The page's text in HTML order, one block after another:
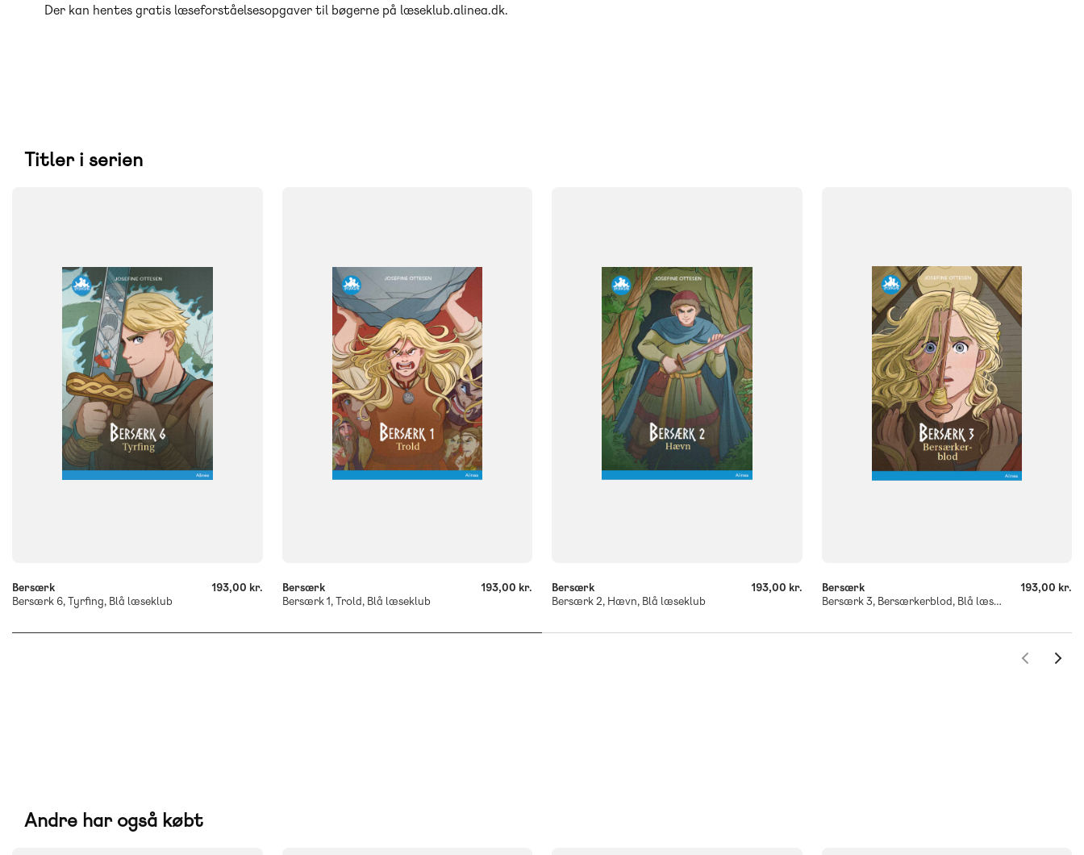
Der kan hentes gratis læseforståelsesopgaver til bøgerne på læseklub.alinea.dk.
Titler i serien
3. klasse 4. klasse 5. klasse 6. klasse
Flergangsbog
9788723548825
Bersærk
Bersærk 6, Tyrfing, Blå læseklub
193,00 kr.
3. klasse 4. klasse 5. klasse 6. klasse
FORMAT
Flergangsbog
9788723548771
Bersærk
Bersærk 1, Trold, Blå læseklub
193,00 kr.
3. klasse 4. klasse 5. klasse 6. klasse
FORMAT
Flergangsbog
9788723548788
Bersærk
Bersærk 2, Hævn, Blå læseklub
193,00 kr.
3. klasse 4. klasse 5. klasse 6. klasse
FORMAT
Flergangsbog
9788723548795
Bersærk
Bersærk 3, Bersærkerblod, Blå læseklub
193,00 kr.
Andre har også købt